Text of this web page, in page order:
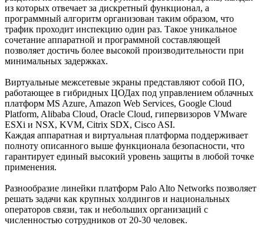
из которых отвечает за дискретный функционал, а
программный алгоритм организован таким образом, что
трафик проходит инспекцию один раз. Такое уникальное
сочетание аппаратной и программной составляющей
позволяет достичь более высокой производительности при
минимальных задержках.
Виртуальные межсетевые экраны представляют собой ПО,
работающее в гибридных ЦОДах под управлением облачных
платформ MS Azure, Amazon Web Services, Google Cloud
Platform, Alibaba Cloud, Oracle Cloud, гипервизоров VMware
ESXi и NSX, KVM, Citrix SDX, Cisco ASI.
Каждая аппаратная и виртуальная платформа поддерживает
полноту описанного выше функционала безопасности, что
гарантирует единый высокий уровень защиты в любой точке
применения.
Разнообразие линейки платформ Palo Alto Networks позволяет
решать задачи как крупных холдингов и национальных
операторов связи, так и небольших организаций с
численностью сотрудников от 20-30 человек.